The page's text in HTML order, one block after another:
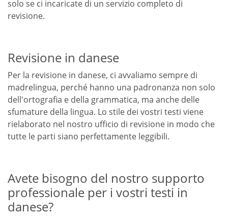
solo se ci incaricate di un servizio completo di
revisione.
Revisione in danese
Per la revisione in danese, ci avvaliamo sempre di
madrelingua, perché hanno una padronanza non solo
dell'ortografia e della grammatica, ma anche delle
sfumature della lingua. Lo stile dei vostri testi viene
rielaborato nel nostro ufficio di revisione in modo che
tutte le parti siano perfettamente leggibili.
Avete bisogno del nostro supporto
professionale per i vostri testi in
danese?